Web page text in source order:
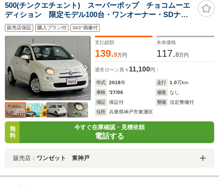
500(チンクエチェント) スーパーポップ チョコムーエ
ディション 限定モデル100台・ワンオーナー・SDナ
ビ・フルセグ・Bluetoothオーディオ・Bカメラ・USB端
子・AUX・ETC・専用シート・ディーラー車・右ハンド
販売店保証 購入プラン付 360°画像付
支払総額
139.9万円
本体価格
117.8万円
通常ローン 月々 11,100円
年式 2018年 走行 1.0万km
車検
'27/06 修復
なし
保証
保証付 整備
法定整備付
住所
兵庫県神戸市東灘区
無
料
今すぐ在庫確認・見積依頼
電話する
販売店： ワンゼット 東神戸